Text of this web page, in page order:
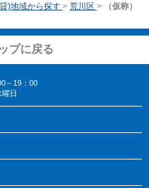
)地域から探す > 荒川区 >
（仮称）
プに戻る
～19：00
日